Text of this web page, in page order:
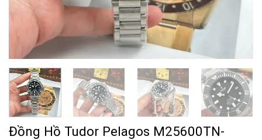
Đồng Hồ Tudor Pelagos M25600TN-